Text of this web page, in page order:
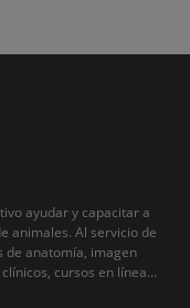
ayudar y capacitar a
animales. Al servicio de
de anatomía, imagen
cursos en línea...